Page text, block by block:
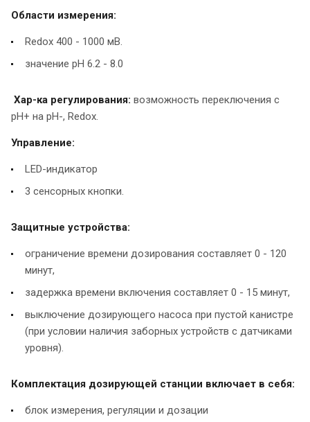
Области измерения:
Redox 400 - 1000 мВ.
значение рН 6.2 - 8.0
Хар-ка регулирования: возможность переключения с
рН+ на рН-, Redox.
Управление:
LED-индикатор
3 сенсорных кнопки.
Защитные устройства:
ограничение времени дозирования составляет 0 - 120
минут,
задержка времени включения составляет 0 - 15 минут,
выключение дозирующего насоса при пустой канистре
(при условии наличия заборных устройств с датчиками
уровня).
Комплектация дозирующей станции включает в себя:
блок измерения, регуляции и дозации